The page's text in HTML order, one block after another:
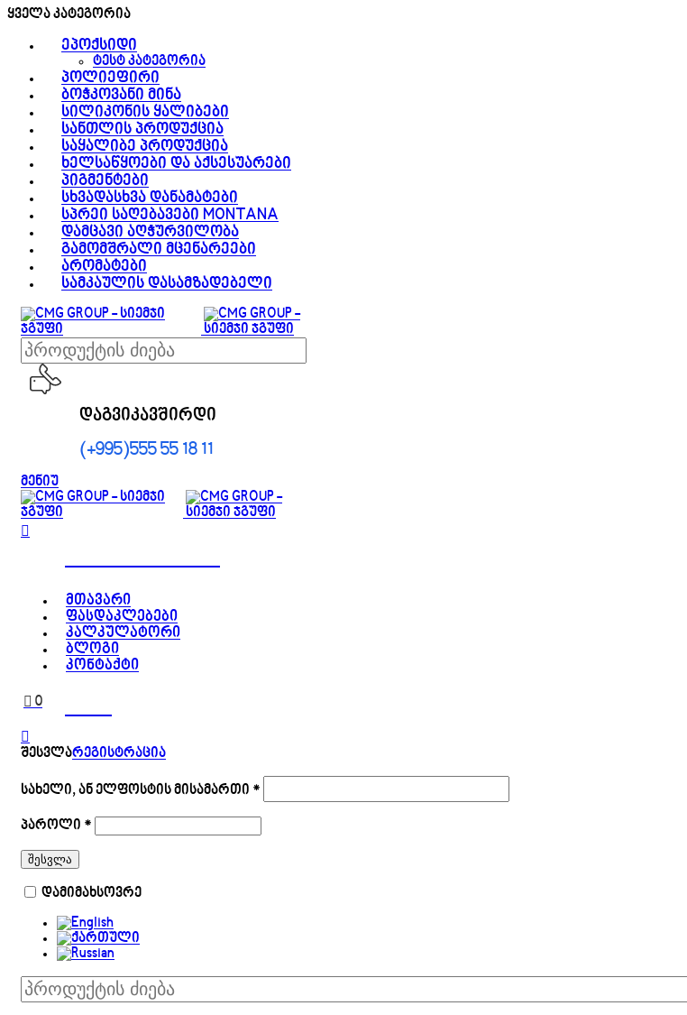
ყველა კატეგორია
ეპოქსიდი
ტესტ კატეგორია
პოლიეფირი
ბოჭკოვანი მინა
სილიკონის ყალიბები
სანთლის პროდუქცია
საყალიბე პროდუქცია
ხელსაწყოები და აქსესუარები
პიგმენტები
სხვადასხვა დანამატები
სპრეი საღებავები MONTANA
დამცავი აღჭურვილობა
გამომშრალი მცენარეები
არომატები
სამკაულის დასამზადებელი
დაგვიკავშირდი
(+995)555 55 18 11
მენიუ
მთავარი
ფასდაკლებები
კალკულატორი
ბლოგი
კონტაქტი
0
შესვლარეგისტრაცია
სახელი, ან ელფოსტის მისამართი *
პაროლი *
შესვლა
დამიმახსოვრე